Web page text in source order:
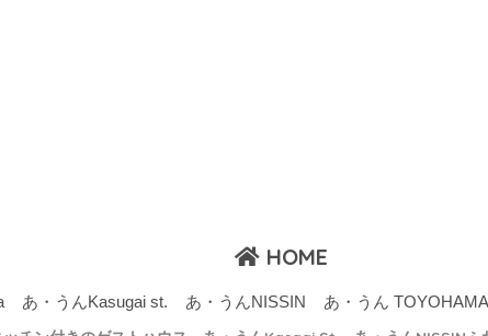
HOME
あ・うんKasugai st. あ・うんNISSIN あ・うん TOYOHAMA